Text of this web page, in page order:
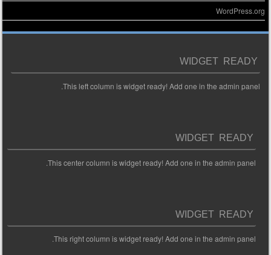
WordPress.org
WIDGET READY
This left column is widget ready! Add one in the admin panel.
WIDGET READY
This center column is widget ready! Add one in the admin panel.
WIDGET READY
This right column is widget ready! Add one in the admin panel.